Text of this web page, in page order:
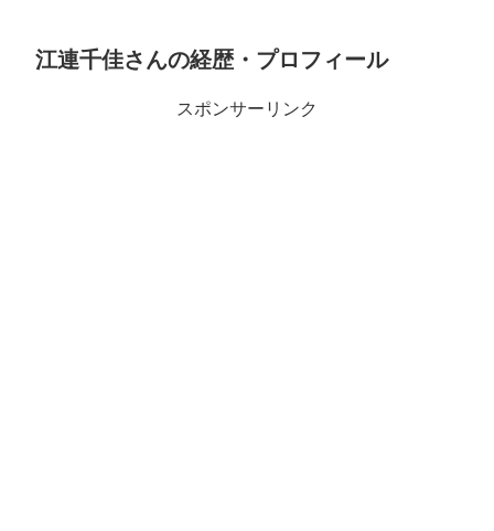
江連千佳さんの経歴・プロフィール
スポンサーリンク